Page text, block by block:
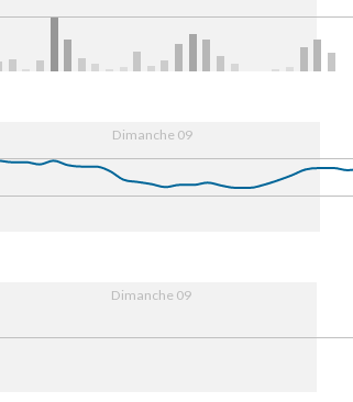
Dimanche 09
Dimanche 09